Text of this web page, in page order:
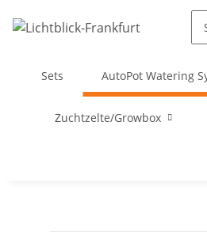
Sets AutoPot Watering
Zuchtzelte/Growbox